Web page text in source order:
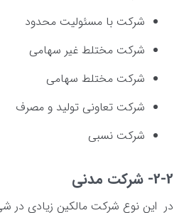
شرکت با مسئولیت محدود
شرکت مختلط غیر سهامی
شرکت مختلط سهامی
شرکت تعاونی تولید و مصرف
شرکت نسبی
2-2- شرکت مدنی
در این نوع شرکت مالکین زیادی در